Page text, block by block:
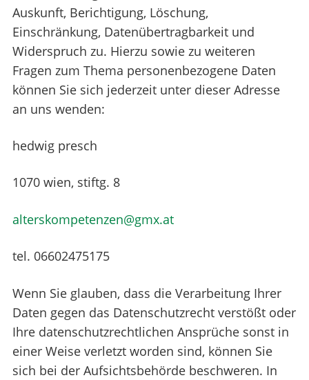
Auskunft, Berichtigung, Löschung,
Einschränkung, Datenübertragbarkeit und
Widerspruch zu. Hierzu sowie zu weiteren
Fragen zum Thema personenbezogene Daten
können Sie sich jederzeit unter dieser Adresse
an uns wenden:
hedwig presch
1070 wien, stiftg. 8
alterskompetenzen@gmx.at
tel. 06602475175
Wenn Sie glauben, dass die Verarbeitung Ihrer
Daten gegen das Datenschutzrecht verstößt oder
Ihre datenschutzrechtlichen Ansprüche sonst in
einer Weise verletzt worden sind, können Sie
sich bei der Aufsichtsbehörde beschweren. In